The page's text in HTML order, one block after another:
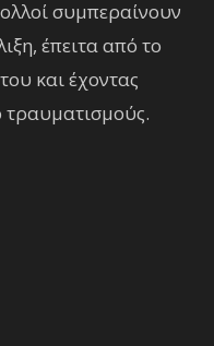
συμπεραίνουν
έπειτα από το
και έχοντας